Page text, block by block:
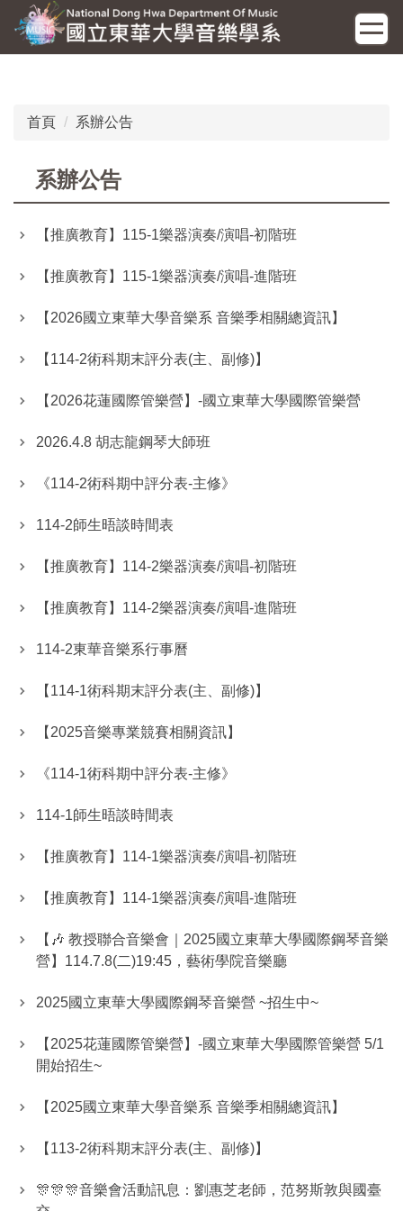
到
主
首頁 系辦公告
系辦公告
【推廣教育】115-1樂器演奏/演唱-初階班
【推廣教育】115-1樂器演奏/演唱-進階班
【2026國立東華大學音樂系 音樂季相關總資訊】
【114-2術科期末評分表(主、副修)】
【2026花蓮國際管樂營】-國立東華大學國際管樂營
2026.4.8 胡志龍鋼琴大師班
《114-2術科期中評分表-主修》
114-2師生晤談時間表
【推廣教育】114-2樂器演奏/演唱-初階班
【推廣教育】114-2樂器演奏/演唱-進階班
114-2東華音樂系行事曆
【114-1術科期末評分表(主、副修)】
【2025音樂專業競賽相關資訊】
《114-1術科期中評分表-主修》
114-1師生晤談時間表
【推廣教育】114-1樂器演奏/演唱-初階班
【推廣教育】114-1樂器演奏/演唱-進階班
【🎶 教授聯合音樂會｜2025國立東華大學國際鋼琴音樂
營】114.7.8(二)19:45，藝術學院音樂廳
2025國立東華大學國際鋼琴音樂營 ~招生中~
【2025花蓮國際管樂營】-國立東華大學國際管樂營 5/1
開始招生~
【2025國立東華大學音樂系 音樂季相關總資訊】
【113-2術科期末評分表(主、副修)】
🎊🎊🎊音樂會活動訊息：劉惠芝老師，范努斯敦與國臺